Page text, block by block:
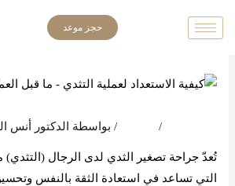
حجز موعد
/ / بواسطة الدكتور أنس
تُعدّ جراحة تصغير الثدي لدى الرجال (التثدي)
التي تساعد في استعادة الثقة بالنفس